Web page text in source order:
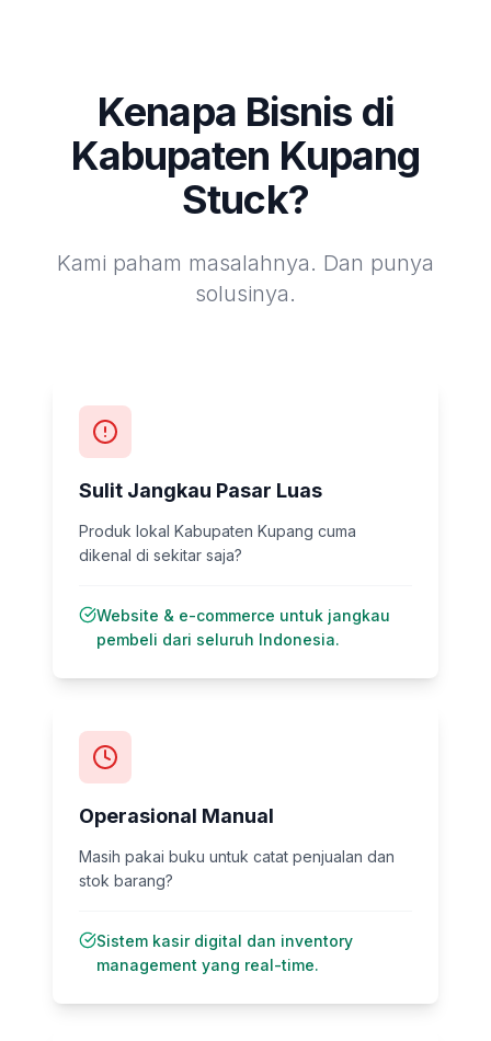
Kenapa Bisnis di
Kabupaten Kupang
Stuck?
Kami paham masalahnya. Dan punya
solusinya.
Sulit Jangkau Pasar Luas
Produk lokal Kabupaten Kupang cuma
dikenal di sekitar saja?
Website & e-commerce untuk jangkau
pembeli dari seluruh Indonesia.
Operasional Manual
Masih pakai buku untuk catat penjualan dan
stok barang?
Sistem kasir digital dan inventory
management yang real-time.